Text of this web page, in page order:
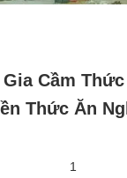
Cầm
Thức Ăn
1